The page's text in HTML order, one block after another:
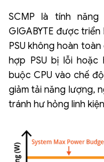
SCMP là tính
GIGABYTE được
PSU không hoàn
hợp PSU bị lỗi
buộc CPU vào chế
giảm tải năng lượng,
tránh hư hỏng linh